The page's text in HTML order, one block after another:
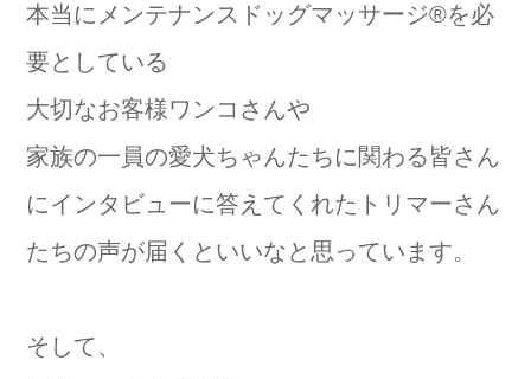
本当にメンテナンスドッグマッサージ®️を必
要としている
大切なお客様ワンコさんや
家族の一員の愛犬ちゃんたちに関わる皆さん
にインタビューに答えてくれたトリマーさん
たちの声が届くといいなと思っています。
そして、